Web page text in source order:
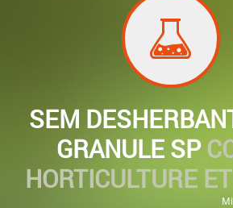
SEM
GRANULE SP
HORTICULTURE